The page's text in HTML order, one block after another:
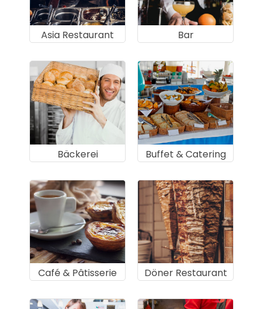
Asia Restaurant Bar
Bäckerei Buffet & Catering
Café & Pâtisserie Döner Restaurant